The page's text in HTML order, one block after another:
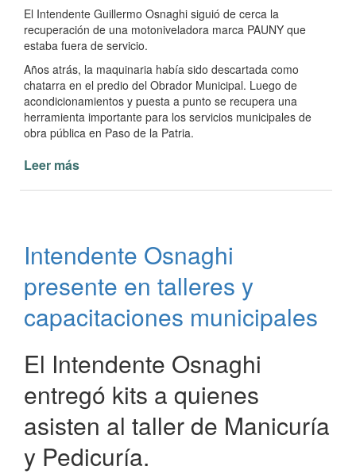
El Intendente Guillermo Osnaghi siguió de cerca la
recuperación de una motoniveladora marca PAUNY que
estaba fuera de servicio.
Años atrás, la maquinaria había sido descartada como
chatarra en el predio del Obrador Municipal. Luego de
acondicionamientos y puesta a punto se recupera una
herramienta importante para los servicios municipales de
obra pública en Paso de la Patria.
Leer más
de
la
Patria
motoniveladora
Intendente Osnaghi
presente en talleres y
capacitaciones municipales
El Intendente Osnaghi
entregó kits a quienes
asisten al taller de Manicuría
y Pedicuría.